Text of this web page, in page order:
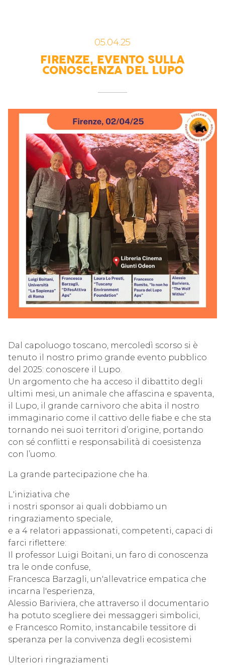
FIRENZE, EVENTO SULLA
CONOSCENZA DEL LUPO
05.04.25
Dal capoluogo toscano, mercoledì scorso si è
tenuto il nostro primo grande evento pubblico
del 2025: conoscere il Lupo.
Un argomento che ha acceso il dibattito degli
ultimi mesi, un animale che affascina e spaventa,
il Lupo, il grande carnivoro che abita il nostro
immaginario come il cattivo delle fiabe e che sta
tornando nei suoi territori d’origine, portando
con sé conflitti e responsabilità di coesistenza
con l’uomo.
La grande partecipazione che ha.
L'iniziativa che
i nostri sponsor ai quali dobbiamo un
ringraziamento speciale,
e a 4 relatori appassionati, competenti, capaci di
farci riflettere:
Il professor Luigi Boitani, un faro di conoscenza
tra le onde confuse,
Francesca Barzagli, un'allevatrice empatica che
incarna l'esperienza,
Alessio Bariviera, che attraverso il documentario
ha potuto scegliere dei messaggeri simbolici,
e Francesco Romito, instancabile tessitore di
speranza per la convivenza degli ecosistemi
Ulteriori ringraziamenti